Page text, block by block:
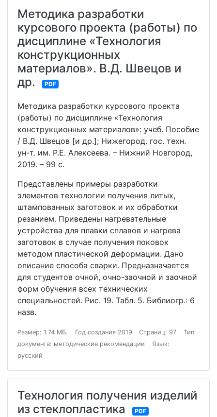
Методика разработки
курсового проекта (работы) по
дисциплине «Технология
конструкционных
материалов». В.Д. Швецов и
др.
PDF
Методика разработки курсового проекта
(работы) по дисциплине «Технология
конструкционных материалов»: учеб. Пособие
/ В.Д. Швецов [и др.]; Нижегород. гос. техн.
ун-т. им. Р.Е. Алексеева. – Нижний Новгород,
2019. – 99 с.
Представлены примеры разработки
элементов технологии получения литых,
штампованных заготовок и их обработки
резанием. Приведены нагревательные
устройства для плавки сплавов и нагрева
заготовок в случае получения поковок
методом пластической деформации. Дано
описание способа сварки. Предназначается
для студентов очной, очно-заочной и заочной
форм обучения всех технических
специальностей. Рис. 19. Табл. 5. Библиогр.: 6
назв.
Размер: 1.74 МБ. Год создания 2019 Страниц: 97
Тип
документа: методические рекомендации
Язык:
русский
Технология получения изделий
из стеклопластика
PDF